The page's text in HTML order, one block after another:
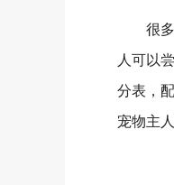
很多
人可以
分表，
宠物主